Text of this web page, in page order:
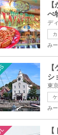
べ
みー
シ
みー